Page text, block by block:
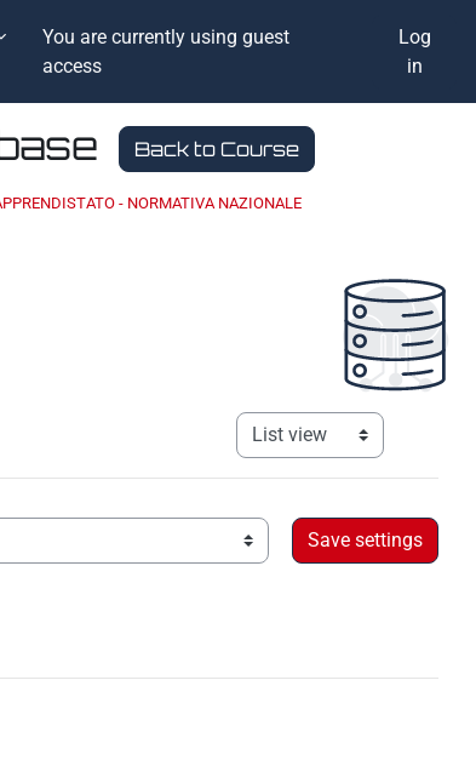
You are currently using guest
access
Log
in
Back to Course
- NORMATIVA NAZIONALE
View mode tertiary
Order